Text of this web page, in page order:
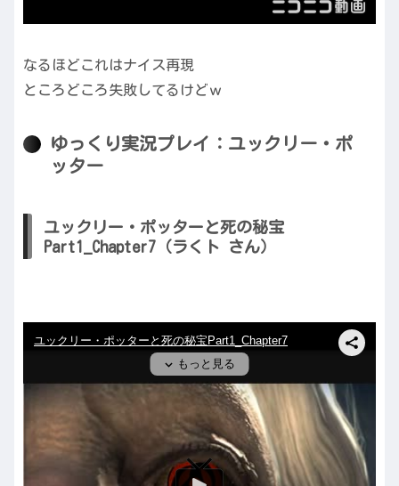
なるほどこれはナイス再現
ところどころ失敗してるけどｗ
ゆっくり実況プレイ：ユックリー・ポ
ッター
ユックリー・ポッターと死の秘宝
Part1_Chapter7（ラくト さん）